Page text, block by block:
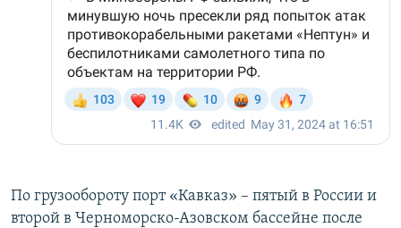
По грузообороту порт «Кавказ» – пятый в России и
второй в Черноморско-Азовском бассейне после